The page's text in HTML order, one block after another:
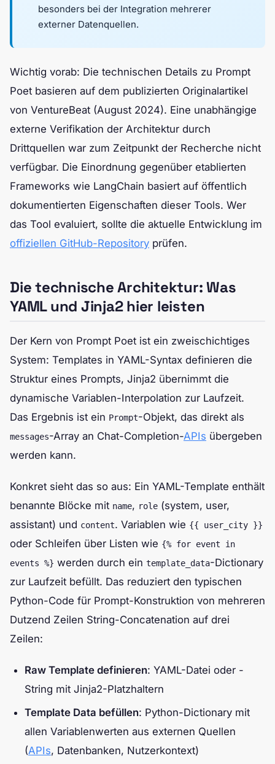
besonders bei der Integration mehrerer
externer Datenquellen.
Wichtig vorab: Die technischen Details zu Prompt
Poet basieren auf dem publizierten Originalartikel
von VentureBeat (August 2024). Eine unabhängige
externe Verifikation der Architektur durch
Drittquellen war zum Zeitpunkt der Recherche nicht
verfügbar. Die Einordnung gegenüber etablierten
Frameworks wie LangChain basiert auf öffentlich
dokumentierten Eigenschaften dieser Tools. Wer
das Tool evaluiert, sollte die aktuelle Entwicklung im
offiziellen GitHub-Repository prüfen.
Die technische Architektur: Was
YAML und Jinja2 hier leisten
Der Kern von Prompt Poet ist ein zweischichtiges
System: Templates in YAML-Syntax definieren die
Struktur eines Prompts, Jinja2 übernimmt die
dynamische Variablen-Interpolation zur Laufzeit.
Das Ergebnis ist ein Prompt-Objekt, das direkt als
messages-Array an Chat-Completion-APIs übergeben
werden kann.
Konkret sieht das so aus: Ein YAML-Template enthält
benannte Blöcke mit name, role (system, user,
assistant) und content. Variablen wie {{ user_city }}
oder Schleifen über Listen wie {% for event in
events %} werden durch ein template_data-Dictionary
zur Laufzeit befüllt. Das reduziert den typischen
Python-Code für Prompt-Konstruktion von mehreren
Dutzend Zeilen String-Concatenation auf drei
Zeilen:
Raw Template definieren: YAML-Datei oder -
String mit Jinja2-Platzhaltern
Template Data befüllen: Python-Dictionary mit
allen Variablenwerten aus externen Quellen
(APIs, Datenbanken, Nutzerkontext)